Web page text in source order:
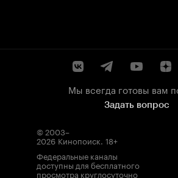
Мы всегда готовы вам
Задать вопрос
© 2003–
2026 Кинопоиск. 18+
Федеральные каналы
доступны для бесплатного
просмотра круглосуточно